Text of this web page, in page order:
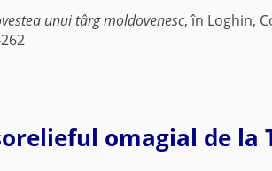
unui târg moldovenesc, în Loghin,
omagial de la